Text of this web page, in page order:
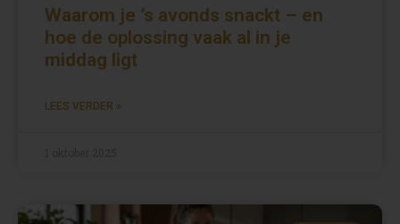
Waarom je ’s avonds snackt – en
hoe de oplossing vaak al in je
middag ligt
LEES VERDER »